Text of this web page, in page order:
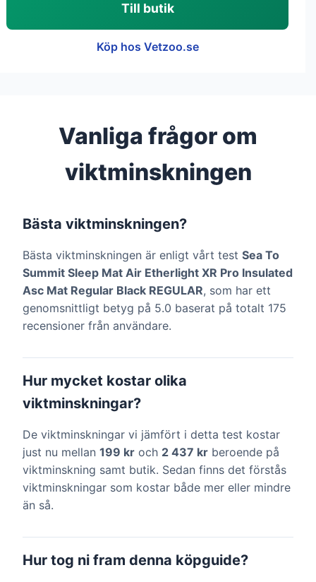
Till butik
Köp hos Vetzoo.se
Vanliga frågor om
viktminskningen
Bästa viktminskningen?
Bästa viktminskningen är enligt vårt test Sea To
Summit Sleep Mat Air Etherlight XR Pro Insulated
Asc Mat Regular Black REGULAR, som har ett
genomsnittligt betyg på 5.0 baserat på totalt 175
recensioner från användare.
Hur mycket kostar olika
viktminskningar?
De viktminskningar vi jämfört i detta test kostar
just nu mellan 199 kr och 2 437 kr beroende på
viktminskning samt butik. Sedan finns det förstås
viktminskningar som kostar både mer eller mindre
än så.
Hur tog ni fram denna köpguide?